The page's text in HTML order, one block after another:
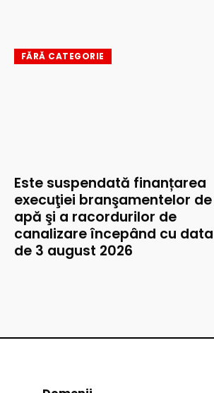
FĂRĂ CATEGORIE
Este suspendată finanțarea
execuţiei branşamentelor de
apă şi a racordurilor de
canalizare începând cu data
de 3 august 2026